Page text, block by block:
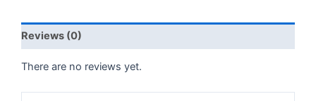
Reviews (0)
There are no reviews yet.